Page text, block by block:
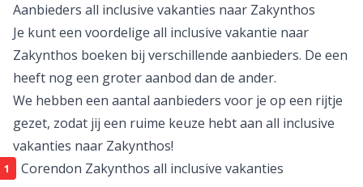
Aanbieders all inclusive vakanties naar Zakynthos
Je kunt een voordelige all inclusive vakantie naar
Zakynthos boeken bij verschillende aanbieders. De een
heeft nog een groter aanbod dan de ander.
We hebben een aantal aanbieders voor je op een rijtje
gezet, zodat jij een ruime keuze hebt aan all inclusive
vakanties naar Zakynthos!
Corendon Zakynthos all inclusive vakanties